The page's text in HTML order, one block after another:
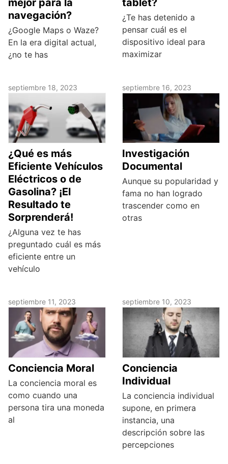
mejor para la
navegación?
¿Google Maps o Waze?
En la era digital actual,
¿no te has
tablet?
¿Te has detenido a
pensar cuál es el
dispositivo ideal para
maximizar
septiembre 18, 2023
¿Qué es más
Eficiente Vehículos
Eléctricos o de
Gasolina? ¡El
Resultado te
Sorprenderá!
¿Alguna vez te has
preguntado cuál es más
eficiente entre un
vehículo
septiembre 16, 2023
Investigación
Documental
Aunque su popularidad y
fama no han logrado
trascender como en
otras
septiembre 11, 2023
Conciencia Moral
La conciencia moral es
como cuando una
persona tira una moneda
al
septiembre 10, 2023
Conciencia
Individual
La conciencia individual
supone, en primera
instancia, una
descripción sobre las
percepciones